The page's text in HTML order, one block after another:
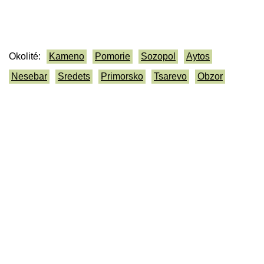
Okolité: Kameno Pomorie Sozopol
Aytos
Nesebar
Sredets Primorsko Tsarevo Obzor